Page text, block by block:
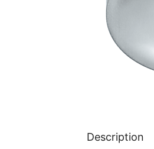
Description